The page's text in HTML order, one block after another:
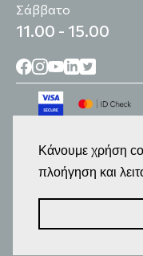
Κάνουμε χρήση
πλοήγηση και
Σάββατο
11.00 - 15.00
© 2014-2026 Επεξεργασία